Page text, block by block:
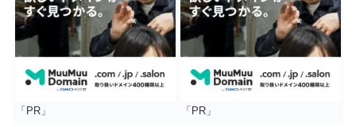
「PR」 「PR」